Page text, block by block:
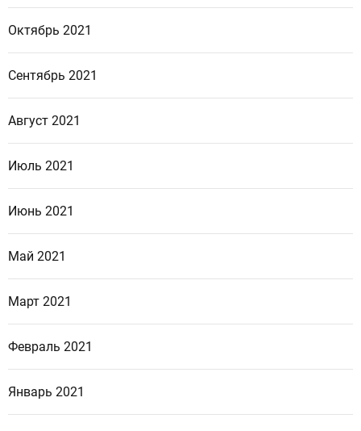
Октябрь 2021
Сентябрь 2021
Август 2021
Июль 2021
Июнь 2021
Май 2021
Март 2021
Февраль 2021
Январь 2021